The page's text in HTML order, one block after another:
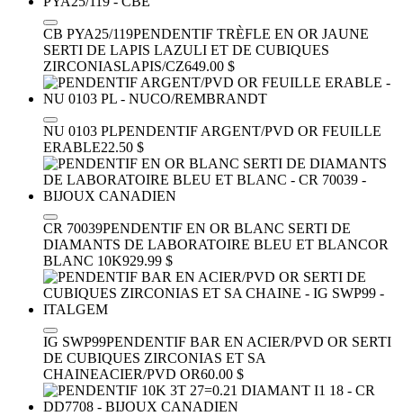
CB PYA25/119PENDENTIF TRÈFLE EN OR JAUNE
SERTI DE LAPIS LAZULI ET DE CUBIQUES
ZIRCONIASLAPIS/CZ649.00 $
NU 0103 PLPENDENTIF ARGENT/PVD OR FEUILLE
ERABLE22.50 $
CR 70039PENDENTIF EN OR BLANC SERTI DE
DIAMANTS DE LABORATOIRE BLEU ET BLANCOR
BLANC 10K929.99 $
IG SWP99PENDENTIF BAR EN ACIER/PVD OR SERTI
DE CUBIQUES ZIRCONIAS ET SA
CHAINEACIER/PVD OR60.00 $